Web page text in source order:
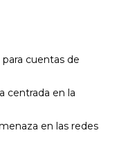
para cuentas de
centrada en la
en las redes